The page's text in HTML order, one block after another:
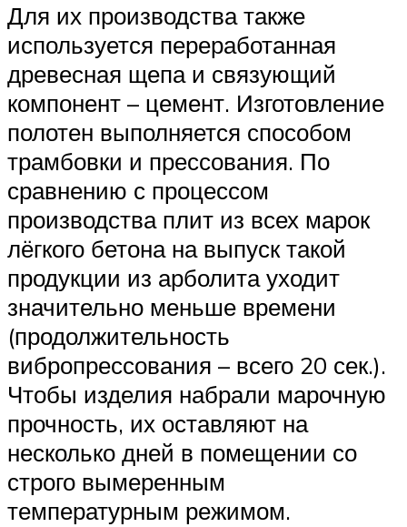
Для их производства также
используется переработанная
древесная щепа и связующий
компонент – цемент. Изготовление
полотен выполняется способом
трамбовки и прессования. По
сравнению с процессом
производства плит из всех марок
лёгкого бетона на выпуск такой
продукции из арболита уходит
значительно меньше времени
(продолжительность
вибропрессования – всего 20 сек.).
Чтобы изделия набрали марочную
прочность, их оставляют на
несколько дней в помещении со
строго вымеренным
температурным режимом.